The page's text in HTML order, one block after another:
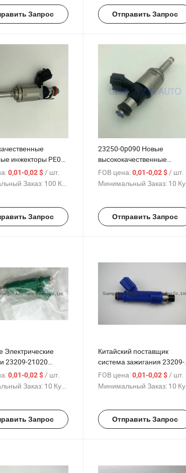
Запрос Отправить Запрос
инжекторы PE01-
0,01-0,02 $ / шт.
Заказ: 100 Куски
Запрос
23250-0p090 Новые
высококачественные
топливные инжекторы
23250-0p090 для Камри Л-
FOB цена: 0,01-0,02 $ / шт.
Минимальный Заказ: 10 Куски
Отправить Запрос
Электрические
23209-21020
для 1nz-Fe
0,01-0,02 $ / шт.
Заказ: 10 Куски
Запрос
Китайский поставщик
система зажигания 23209-
21040 форсунка для Ярис
Ncp91 1nz 2nz
FOB цена: 0,01-0,02 $/ шт.
Минимальный Заказ: 10 Куски
Отправить Запрос